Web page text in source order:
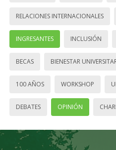
RELACIONES INTERNACIONALES
INGRESANTES INCLUSIÓN
BECAS BIENESTAR
100 AÑOS WORKSHOP
DEBATES OPINIÓN